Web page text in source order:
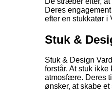
Deres
efter en stukkatør i
Stuk &
Stuk & Design
forstår. At stuk
atmosfære. Deres
ønsker, at skabe